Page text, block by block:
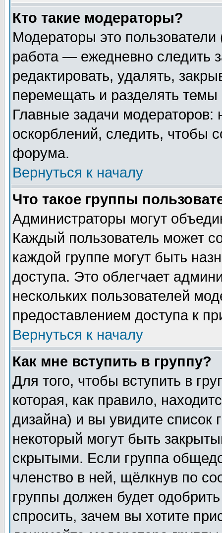
Кто такие модераторы?
Модераторы это
работа — ежедневно следить
редактировать, удалять,
перемещать и разделять
Главные задачи
оскорблений, следить, чтобы
форума.
Вернуться к началу
Что такое группы
Администраторы могут
Каждый пользователь может
каждой группе могут быть
доступа. Это облегчает
нескольких пользователей
предоставлением доступа к
Вернуться к началу
Как мне вступить в группу?
Для того, чтобы вступить в
которая, как правило,
дизайна) и вы увидите список
некоторый могут быть
скрытыми. Если группа
членство в ней, щёлкнув по
группы должен будет
спросить, зачем вы хотите